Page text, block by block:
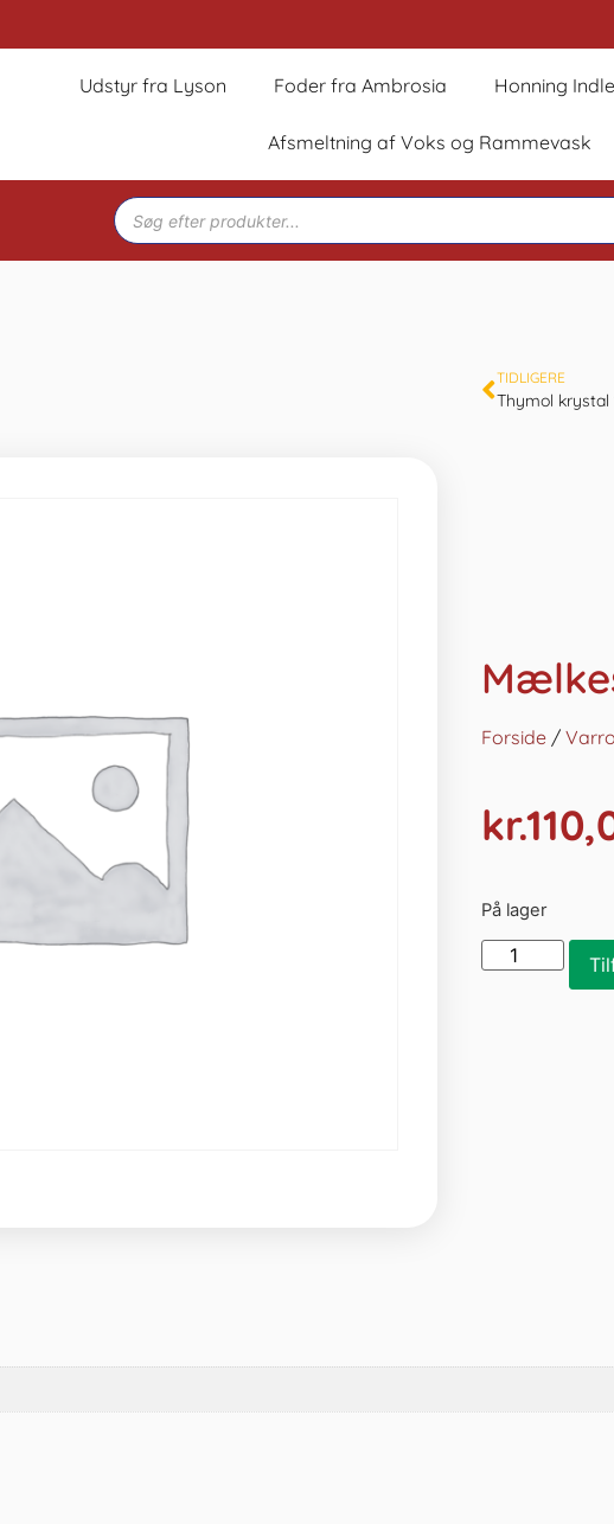
Udstyr fra Lyson Foder fra Ambrosia Honning
Afsmeltning af Voks og Rammevask
TIDLIGERE
Thymol krystal
Forside /
kr.
På lager